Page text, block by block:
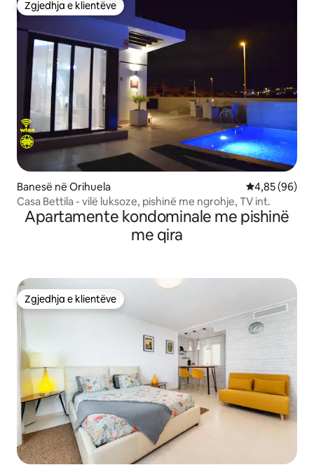
Zgjedhja e klientëve
Zgjedhja e klientëve
Banesë në Orihuela Vlerësimi
4,85 (96)
Casa Bettila - vilë luksoze, pishinë me ngrohje, TV int.
Apartamente kondominale me pishinë
me qira
Zgjedhja e klientëve
Zgjedhja e klientëve